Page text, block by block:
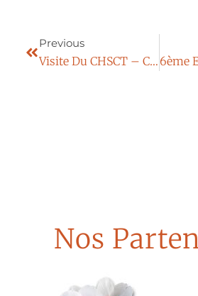
Previous
Visite Du CHSCT – Centre Les Feuillades
Nos